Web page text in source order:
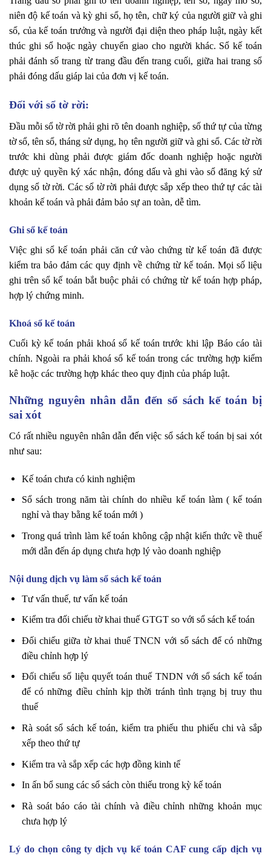
niên độ kế toán và kỳ ghi sổ, họ tên, chữ ký của người giữ và ghi
sổ, của kế toán trưởng và người đại diện theo pháp luật, ngày kết
thúc ghi sổ hoặc ngày chuyển giao cho người khác. Sổ kế toán
phải đánh số trang từ trang đầu đến trang cuối, giữa hai trang sổ
phải đóng dấu giáp lai của đơn vị kế toán.
Đối với sổ tờ rời:
Đầu mỗi sổ tờ rời phải ghi rõ tên doanh nghiệp, số thứ tự của từng
tờ sổ, tên sổ, tháng sử dụng, họ tên người giữ và ghi sổ. Các tờ rời
trước khi dùng phải được giám đốc doanh nghiệp hoặc người
được uỷ quyền ký xác nhận, đóng dấu và ghi vào sổ đăng ký sử
dụng sổ tờ rời. Các sổ tờ rời phải được sắp xếp theo thứ tự các tài
khoản kế toán và phải đảm bảo sự an toàn, dễ tìm.
Ghi sổ kế toán
Việc ghi sổ kế toán phải căn cứ vào chứng từ kế toán đã được
kiểm tra bảo đảm các quy định về chứng từ kế toán. Mọi số liệu
ghi trên sổ kế toán bắt buộc phải có chứng từ kế toán hợp pháp,
hợp lý chứng minh.
Khoá sổ kế toán
Cuối kỳ kế toán phải khoá sổ kế toán trước khi lập Báo cáo tài
chính. Ngoài ra phải khoá sổ kế toán trong các trường hợp kiểm
kê hoặc các trường hợp khác theo quy định của pháp luật.
Những nguyên nhân dẫn đến sổ sách kế toán bị
sai xót
Có rất nhiều nguyên nhân dẫn đến việc sổ sách kế toán bị sai xót
như sau:
Kế toán chưa có kinh nghiệm
Sổ sách trong năm tài chính do nhiều kế toán làm ( kế toán
nghỉ và thay bằng kế toán mới )
Trong quá trình làm kế toán không cập nhật kiến thức về thuế
mới dẫn đến áp dụng chưa hợp lý vào doanh nghiệp
Nội dung dịch vụ làm sổ sách kế toán
Tư vấn thuế, tư vấn kế toán
Kiểm tra đối chiếu tờ khai thuế GTGT so với sổ sách kế toán
Đối chiếu giữa tờ khai thuế TNCN với sổ sách để có những
điều chỉnh hợp lý
Đối chiếu số liệu quyết toán thuế TNDN với sổ sách kế toán
để có những điều chỉnh kịp thời tránh tình trạng bị truy thu
thuế
Rà soát sổ sách kế toán, kiểm tra phiếu thu phiếu chi và sắp
xếp theo thứ tự
Kiểm tra và sắp xếp các hợp đồng kinh tế
In ấn bổ sung các sổ sách còn thiếu trong kỳ kế toán
Rà soát báo cáo tài chính và điều chỉnh những khoản mục
chưa hợp lý
Lý do chọn công ty dịch vụ kế toán CAF cung cấp dịch vụ